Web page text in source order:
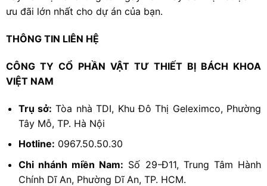
ưu đãi lớn nhất cho dự án của bạn.
THÔNG TIN LIÊN HỆ
CÔNG TY CỔ PHẦN VẬT TƯ THIẾT BỊ BÁCH KHOA
VIỆT NAM
Trụ sở: Tòa nhà TDI, Khu Đô Thị Geleximco, Phường
Tây Mỗ, TP. Hà Nội
Hotline: 0967.50.50.30
Chi nhánh miền Nam: Số 29-Đ11, Trung Tâm Hành
Chính Dĩ An, Phường Dĩ An, TP. HCM.